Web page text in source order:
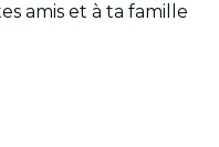
amis et à ta famille